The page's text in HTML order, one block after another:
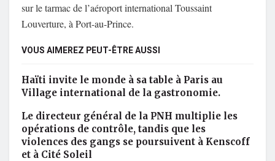
sur le tarmac de l’aéroport international Toussaint
Louverture, à Port-au-Prince.
VOUS AIMEREZ PEUT-ÊTRE AUSSI
Haïti invite le monde à sa table à Paris au
Village international de la gastronomie.
Le directeur général de la PNH multiplie les
opérations de contrôle, tandis que les
violences des gangs se poursuivent à Kenscoff
et à Cité Soleil